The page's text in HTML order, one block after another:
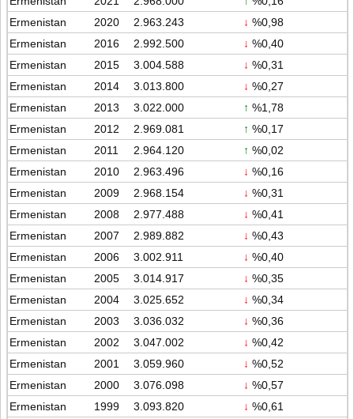
Ermenistan
2020 2.963.243 ↓ %0,98
Ermenistan
2016 2.992.500 ↓ %0,40
Ermenistan
2015 3.004.588 ↓ %0,31
Ermenistan
2014 3.013.800 ↓ %0,27
Ermenistan
2013 3.022.000 ↑ %1,78
Ermenistan
2012 2.969.081 ↑ %0,17
Ermenistan
2011 2.964.120 ↑ %0,02
Ermenistan
2010 2.963.496 ↓ %0,16
Ermenistan
2009 2.968.154 ↓ %0,31
Ermenistan
2008 2.977.488 ↓ %0,41
Ermenistan
2007 2.989.882 ↓ %0,43
Ermenistan
2006 3.002.911 ↓ %0,40
Ermenistan
2005 3.014.917 ↓ %0,35
Ermenistan
2004 3.025.652 ↓ %0,34
Ermenistan
2003 3.036.032 ↓ %0,36
Ermenistan
2002 3.047.002 ↓ %0,42
Ermenistan
2001 3.059.960 ↓ %0,52
Ermenistan
2000 3.076.098 ↓ %0,57
Ermenistan
1999 3.093.820 ↓ %0,61